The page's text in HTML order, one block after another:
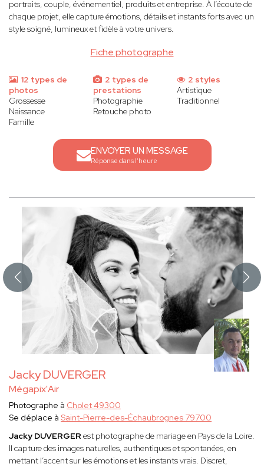
Fiche photographe
portraits, couple, événementiel, produits et entreprise. À l’écoute de
chaque projet, elle capture émotions, détails et instants forts avec un
style soigné, lumineux et fidèle à votre univers.
12 types de
photos
Grossesse
Naissance
Famille
2 types de
prestations
Photographie
Retouche photo
2 styles
Artistique
Traditionnel
ENVOYER UN MESSAGE
Réponse dans l'heure
Jacky DUVERGER
Mégapix'Air
Photographe à Cholet 49300
Se déplace à Saint-Pierre-des-Échaubrognes 79700
Jacky DUVERGER est photographe de mariage en Pays de la Loire.
Il capture des images naturelles, authentiques et spontanées, en
mettant l’accent sur les émotions et les instants vrais. Discret,